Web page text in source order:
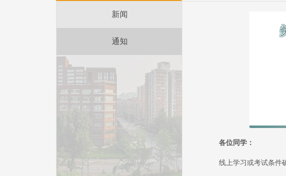
新闻
通知
各位同学：
线上学习或考试条件